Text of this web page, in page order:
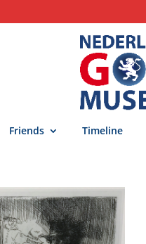
Friends Timeline